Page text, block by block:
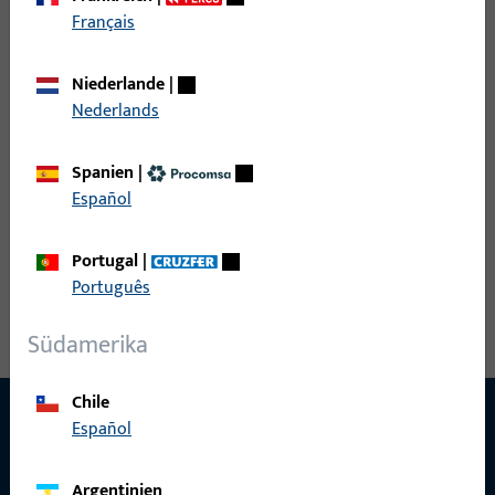
Innen-
Langsch.28/92
m.PZo.F.3V
Verschraubungen M5, Vierkant 8
mm
KONTAKT
Français
Niederlande|
Nederlands
Spanien |
Español
Portugal|
Português
Südamerika
Chile
Español